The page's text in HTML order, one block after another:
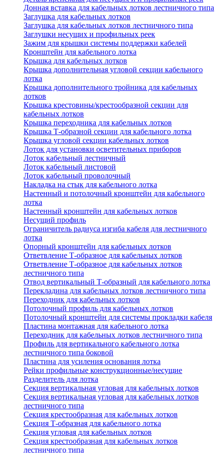
Донная вставка для кабельных лотков лестничного типа
Заглушка для кабельных лотков
Заглушка для кабельных лотков лестничного типа
Заглушки несущих и профильных реек
Зажим для крышки системы поддержки кабелей
Кронштейн для кабельного лотка
Крышка для кабельных лотков
Крышка дополнительная угловой секции кабельного
лотка
Крышка дополнительного тройника для кабельных
лотков
Крышка крестовины/крестообразной секции для
кабельных лотков
Крышка переходника для кабельных лотков
Крышка Т-образной секции для кабельного лотка
Крышка угловой секции кабельных лотков
Лоток для установки осветительных приборов
Лоток кабельный лестничный
Лоток кабельный листовой
Лоток кабельный проволочный
Накладка на стык для кабельного лотка
Настенный и потолочный кронштейн для кабельного
лотка
Настенный кронштейн для кабельных лотков
Несущий профиль
Ограничитель радиуса изгиба кабеля для лестничного
лотка
Опорный кронштейн для кабельных лотков
Ответвление Т-образное для кабельных лотков
Ответвление Т-образное для кабельных лотков
лестничного типа
Отвод вертикальный Т-образный для кабельного лотка
Перекладина для кабельных лотков лестничного типа
Переходник для кабельных лотков
Потолочный профиль для кабельных лотков
Потолочный кронштейн для системы прокладки кабеля
Пластина монтажная для кабельного лотка
Переходник для кабельных лотков лестничного типа
Профиль для вертикального кабельного лотка
лестничного типа боковой
Пластина для усиления основания лотка
Рейки профильные конструкционные/несущие
Разделитель для лотка
Секция вертикальная угловая для кабельных лотков
Секция вертикальная угловая для кабельных лотков
лестничного типа
Секция крестообразная для кабельных лотков
Секция Т-образная для кабельного лотка
Секция угловая для кабельных лотков
Секция крестообразная для кабельных лотков
лестничного типа